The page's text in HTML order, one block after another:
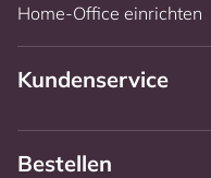
Home-Office einrichten
Kundenservice
Bestellen